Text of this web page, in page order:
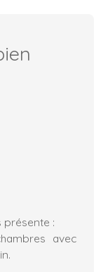
présente :
avec